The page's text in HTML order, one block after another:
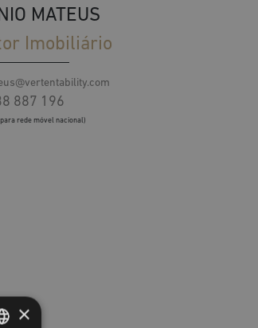
MATEUS
Imobiliário
887 196
rede móvel nacional)
×